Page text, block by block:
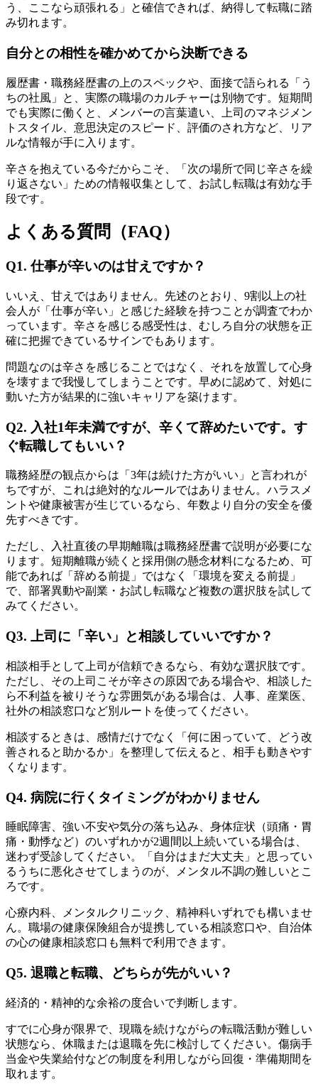
う、ここなら頑張れる」と確信できれば、納得して転職に踏
み切れます。
自分との相性を確かめてから決断できる
履歴書・職務経歴書の上のスペックや、面接で語られる「う
ちの社風」と、実際の職場のカルチャーは別物です。短期間
でも実際に働くと、メンバーの言葉遣い、上司のマネジメン
トスタイル、意思決定のスピード、評価のされ方など、リア
ルな情報が手に入ります。
辛さを抱えている今だからこそ、「次の場所で同じ辛さを繰
り返さない」ための情報収集として、お試し転職は有効な手
段です。
よくある質問（FAQ）
Q1. 仕事が辛いのは甘えですか？
いいえ、甘えではありません。先述のとおり、9割以上の社
会人が「仕事が辛い」と感じた経験を持つことが調査でわか
っています。辛さを感じる感受性は、むしろ自分の状態を正
確に把握できているサインでもあります。
問題なのは辛さを感じることではなく、それを放置して心身
を壊すまで我慢してしまうことです。早めに認めて、対処に
動いた方が結果的に強いキャリアを築けます。
Q2. 入社1年未満ですが、辛くて辞めたいです。す
ぐ転職してもいい？
職務経歴の観点からは「3年は続けた方がいい」と言われが
ちですが、これは絶対的なルールではありません。ハラスメ
ントや健康被害が生じているなら、年数より自分の安全を優
先すべきです。
ただし、入社直後の早期離職は職務経歴書で説明が必要にな
ります。短期離職が続くと採用側の懸念材料になるため、可
能であれば「辞める前提」ではなく「環境を変える前提」
で、部署異動や副業・お試し転職など複数の選択肢を試して
みてください。
Q3. 上司に「辛い」と相談していいですか？
相談相手として上司が信頼できるなら、有効な選択肢です。
ただし、その上司こそが辛さの原因である場合や、相談した
ら不利益を被りそうな雰囲気がある場合は、人事、産業医、
社外の相談窓口など別ルートを使ってください。
相談するときは、感情だけでなく「何に困っていて、どう改
善されると助かるか」を整理して伝えると、相手も動きやす
くなります。
Q4. 病院に行くタイミングがわかりません
睡眠障害、強い不安や気分の落ち込み、身体症状（頭痛・胃
痛・動悸など）のいずれかが2週間以上続いている場合は、
迷わず受診してください。「自分はまだ大丈夫」と思ってい
るうちに悪化させてしまうのが、メンタル不調の難しいとこ
ろです。
心療内科、メンタルクリニック、精神科いずれでも構いませ
ん。職場の健康保険組合が提携している相談窓口や、自治体
の心の健康相談窓口も無料で利用できます。
Q5. 退職と転職、どちらが先がいい？
経済的・精神的な余裕の度合いで判断します。
すでに心身が限界で、現職を続けながらの転職活動が難しい
状態なら、休職または退職を先に検討してください。傷病手
当金や失業給付などの制度を利用しながら回復・準備期間を
取れます。